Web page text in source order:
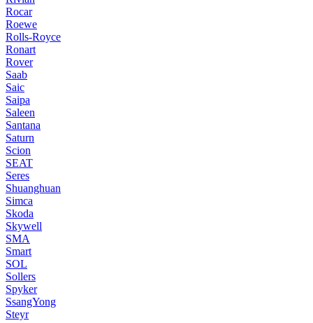
Rocar
Roewe
Rolls-Royce
Ronart
Rover
Saab
Saic
Saipa
Saleen
Santana
Saturn
Scion
SEAT
Seres
Shuanghuan
Simca
Skoda
Skywell
SMA
Smart
SOL
Sollers
Spyker
SsangYong
Steyr